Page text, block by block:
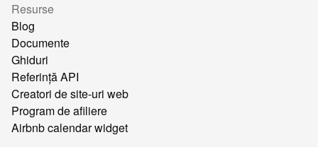
Resurse
Blog
Documente
Ghiduri
Referință API
Creatori de site-uri web
Program de afiliere
Airbnb calendar widget